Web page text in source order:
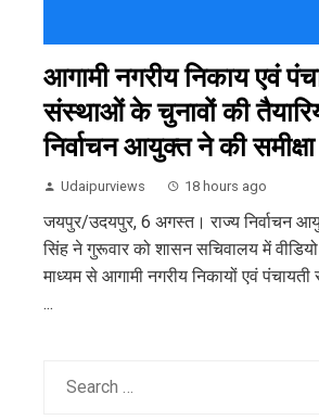
आगामी नगरीय निकाय एवं
संस्थाओं के चुनावों की
निर्वाचन आयुक्त ने की समीक्षा
Udaipurviews 18 hours ago
जयपुर/उदयपुर, 6 अगस्त। राज्य निर्वाचन
सिंह ने गुरूवार को शासन सचिवालय में
माध्यम से आगामी नगरीय निकायों एवं
...